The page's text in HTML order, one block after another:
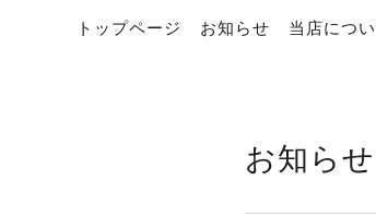
トップページ お知らせ 当店につ
お知らせ